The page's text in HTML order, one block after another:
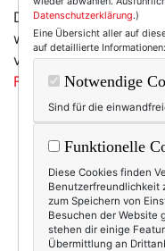
Draußen hat Daisy's
wunderschönes,
verwandelt - drinnen
Frühlingsgefühle:
Datenschutzerklärung.)
Eine Übersicht aller auf
auf detaillierte Informationen:
Notwendige
Sind für die
Funktionelle
Diese Cookies finden
Benutzerfreundlichkeit
zum Speichern von
Besuchen der Website
stehen dir einige
Übermittlung an